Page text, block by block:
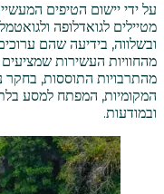
על ידי יישום הטיפים
מטיילים לגואדלופה
ובשלווה, בידיעה שהם
מהחוויות העשירות
מהתרבויות התוססות, בחקר
המקומיות, המפתח למסע
ובמודעות.